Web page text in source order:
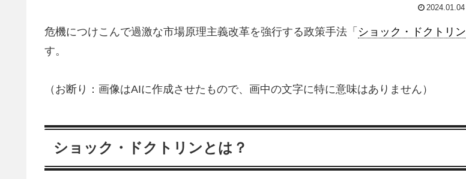
2024.01.04
危機につけこんで過激な市場原理主義改革を強行する政策手法「 ショック・ドクトリン
す。
（お断り：画像はAIに作成させたもので、画中の文字に特に意味はありません）
ショック・ドクトリンとは？